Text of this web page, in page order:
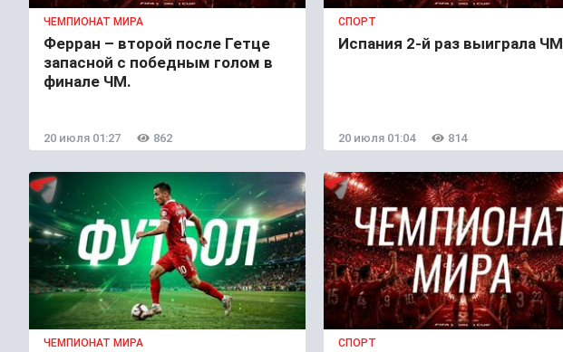
ЧЕМПИОНАТ МИРА
Ферран – второй после Гетце
запасной с победным голом в
финале ЧМ.
20 июля 01:27 862
СПОРТ
Испания 2-й раз выиграла ЧМ
20 июля 01:04 814
ЧЕМПИОНАТ МИРА СПОРТ